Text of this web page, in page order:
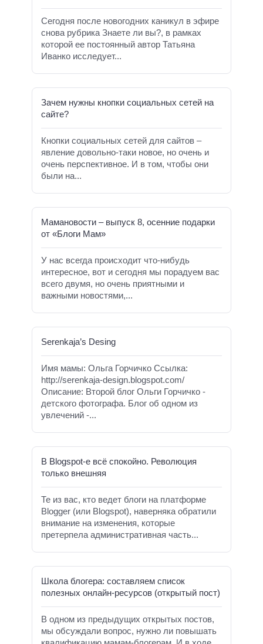
Сегодня после новогодних каникул в эфире
снова рубрика Знаете ли вы?, в рамках
которой ее постоянный автор Татьяна
Иванко исследует...
Зачем нужны кнопки социальных сетей на
сайте?
Кнопки социальных сетей для сайтов –
явление довольно-таки новое, но очень и
очень перспективное. И в том, чтобы они
были на...
Мамановости – выпуск 8, осенние подарки
от «Блоги Мам»
У нас всегда происходит что-нибудь
интересное, вот и сегодня мы порадуем вас
всего двумя, но очень приятными и
важными новостями,...
Serenkaja’s Desing
Имя мамы: Ольга Горчичко Ссылка:
http://serenkaja-design.blogspot.com/
Описание: Второй блог Ольги Горчичко -
детского фотографа. Блог об одном из
увлечений -...
В Blogspot-е всё спокойно. Революция
только внешняя
Те из вас, кто ведет блоги на платформе
Blogger (или Blogspot), наверняка обратили
внимание на изменения, которые
претерпела административная часть...
Школа блогера: составляем список
полезных онлайн-ресурсов (открытый пост)
В одном из предыдущих открытых постов,
мы обсуждали вопрос, нужно ли повышать